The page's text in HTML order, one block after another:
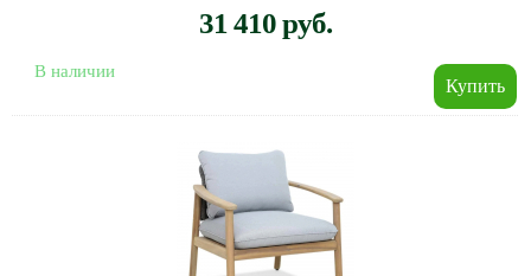
31 410 руб.
В наличии